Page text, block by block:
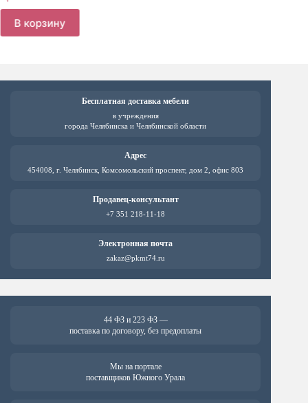
В корзину
Бесплатная доставка мебели
в учреждения
города Челябинска и Челябинской области
Адрес
454008, г. Челябинск, Комсомольский проспект, дом 2, офис 803
Продавец-консультант
+7 351 218-11-18
Электронная почта
zakaz@pkmt74.ru
44 ФЗ и 223 ФЗ —
поставка по договору, без предоплаты
Мы на портале
поставщиков Южного Урала